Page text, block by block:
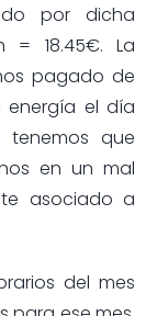
por dicha
= 18.45€. La
pagado de
energía el día
tenemos que
en un mal
asociado a
del mes